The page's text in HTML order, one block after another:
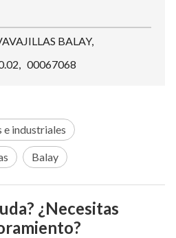
BALAY,
00067068
e industriales
Balay
¿Necesitas